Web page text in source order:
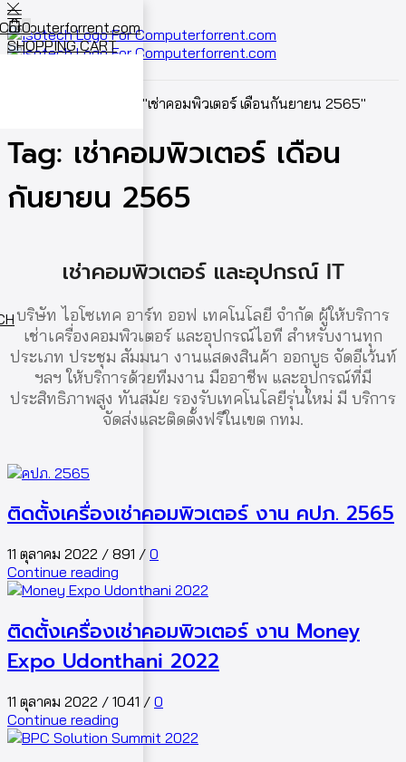
0
SHOPPING CART
Posts tagged "เช่าคอมพิวเตอร์ เดือนกันยายน 2565"
Tag: เช่าคอมพิวเตอร์ เดือน
กันยายน 2565
เช่าคอมพิวเตอร์ และอุปกรณ์ IT
บริษัท ไอโซเทค อาร์ท ออฟ เทคโนโลยี จำกัด ผู้ให้บริการ
เช่าเครื่องคอมพิวเตอร์ และอุปกรณ์ไอที สำหรับงานทุก
ประเภท ประชุม สัมมนา งานแสดงสินค้า ออกบูธ จัดอีเว้นท์
ฯลฯ ให้บริการด้วยทีมงาน มืออาชีพ และอุปกรณ์ที่มี
ประสิทธิภาพสูง ทันสมัย รองรับเทคโนโลยีรุ่นใหม่ มี บริการ
จัดส่งและติดตั้งฟรีในเขต กทม.
ติดตั้งเครื่องเช่าคอมพิวเตอร์ งาน คปภ. 2565
11 ตุลาคม 2022 / 891 / 0
Continue reading
ติดตั้งเครื่องเช่าคอมพิวเตอร์ งาน Money
Expo Udonthani 2022
11 ตุลาคม 2022 / 1041 / 0
Continue reading